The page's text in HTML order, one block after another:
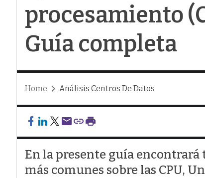
procesamiento
Guía completa
Home Análisis Centros De Datos
En la presente guía encontrará
más comunes sobre las CPU,